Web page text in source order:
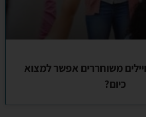
משוחררים אפשר למצוא
כיום?